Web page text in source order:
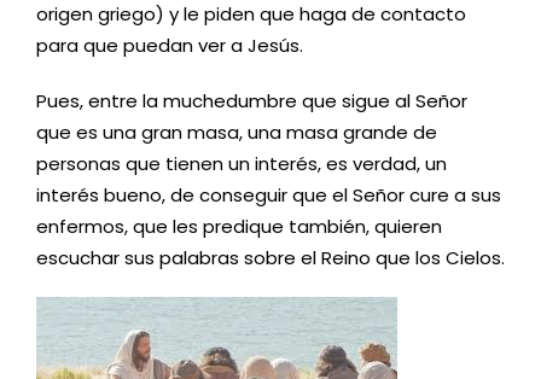
origen griego) y le piden que haga de contacto
para que puedan ver a Jesús.
Pues, entre la muchedumbre que sigue al Señor
que es una gran masa, una masa grande de
personas que tienen un interés, es verdad, un
interés bueno, de conseguir que el Señor cure a sus
enfermos, que les predique también, quieren
escuchar sus palabras sobre el Reino que los Cielos.